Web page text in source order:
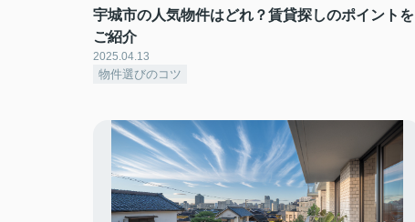
宇城市の人気物件はどれ？賃貸探しのポイントを
ご紹介
2025.04.13
物件選びのコツ